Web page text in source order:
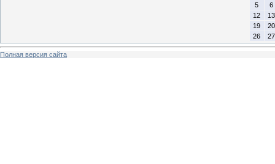
5
6
12
13
19
20
26
27
Полная версия сайта